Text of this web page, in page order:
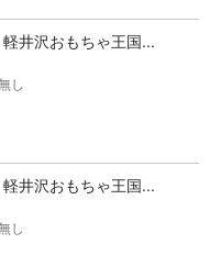
軽井沢おもちゃ王国...
し
軽井沢おもちゃ王国...
し